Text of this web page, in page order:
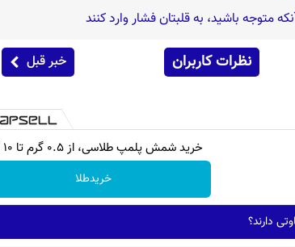
نظرات کاربران خبر قبل
خرید شمش پلمپ طلاسی، از ۰.۵ گرم تا ۱۰ گرم
خریدطلا
دارند؟